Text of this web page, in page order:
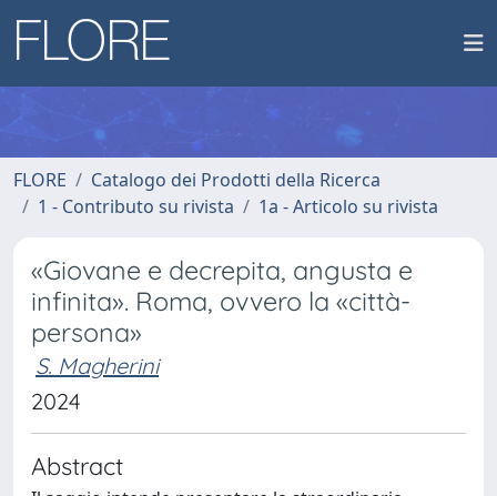
FLORE
Catalogo dei Prodotti della Ricerca
1 - Contributo su rivista
1a - Articolo su rivista
«Giovane e decrepita, angusta e
infinita». Roma, ovvero la «città-
persona»
S. Magherini
2024
Abstract